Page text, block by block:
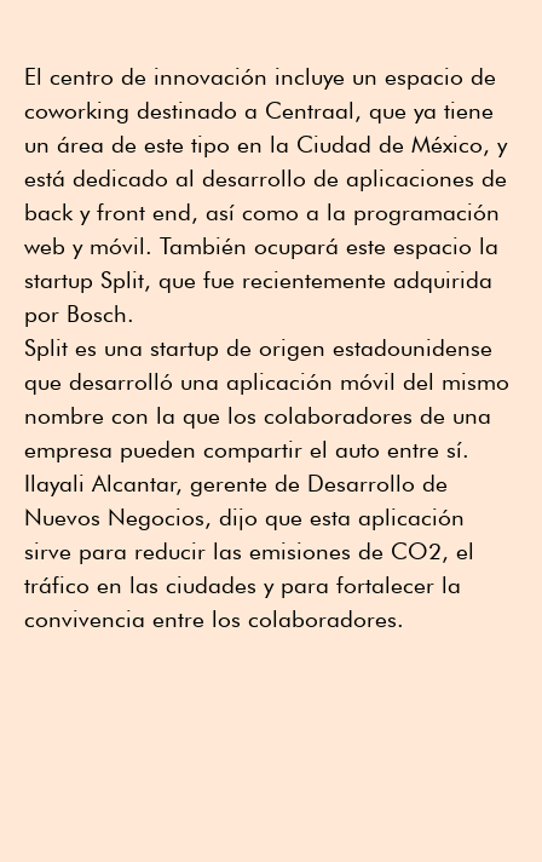
El centro de innovación incluye un espacio de
coworking destinado a Centraal, que ya tiene
un área de este tipo en la Ciudad de México, y
está dedicado al desarrollo de aplicaciones de
back y front end, así como a la programación
web y móvil. También ocupará este espacio la
startup Split, que fue recientemente adquirida
por Bosch.
Split es una startup de origen estadounidense
que desarrolló una aplicación móvil del mismo
nombre con la que los colaboradores de una
empresa pueden compartir el auto entre sí.
Ilayali Alcantar, gerente de Desarrollo de
Nuevos Negocios, dijo que esta aplicación
sirve para reducir las emisiones de CO2, el
tráfico en las ciudades y para fortalecer la
convivencia entre los colaboradores.